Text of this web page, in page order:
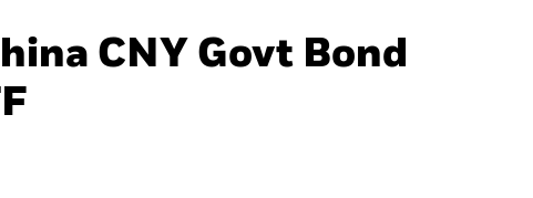
CNY Govt Bond